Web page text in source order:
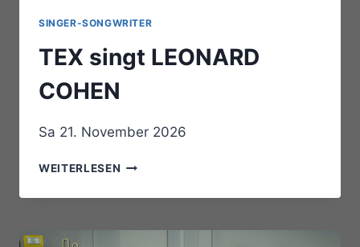
SINGER-SONGWRITER
TEX singt LEONARD
COHEN
Sa 21. November 2026
WEITERLESEN TEX
LEONARD